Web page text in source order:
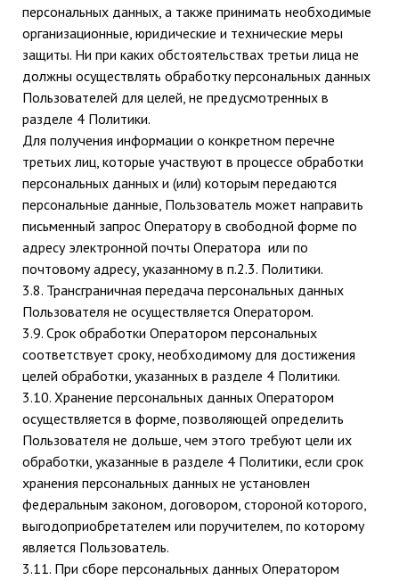
персональных данных, а также принимать необходимые
организационные, юридические и технические меры
защиты. Ни при каких обстоятельствах третьи лица не
должны осуществлять обработку персональных данных
Пользователей для целей, не предусмотренных в
разделе 4 Политики.
Для получения информации о конкретном перечне
третьих лиц, которые участвуют в процессе обработки
персональных данных и (или) которым передаются
персональные данные, Пользователь может направить
письменный запрос Оператору в свободной форме по
адресу электронной почты Оператора или по
почтовому адресу, указанному в п.2.3. Политики.
3.8. Трансграничная передача персональных данных
Пользователя не осуществляется Оператором.
3.9. Срок обработки Оператором персональных
соответствует сроку, необходимому для достижения
целей обработки, указанных в разделе 4 Политики.
3.10. Хранение персональных данных Оператором
осуществляется в форме, позволяющей определить
Пользователя не дольше, чем этого требуют цели их
обработки, указанные в разделе 4 Политики, если срок
хранения персональных данных не установлен
федеральным законом, договором, стороной которого,
выгодоприобретателем или поручителем, по которому
является Пользователь.
3.11. При сборе персональных данных Оператором